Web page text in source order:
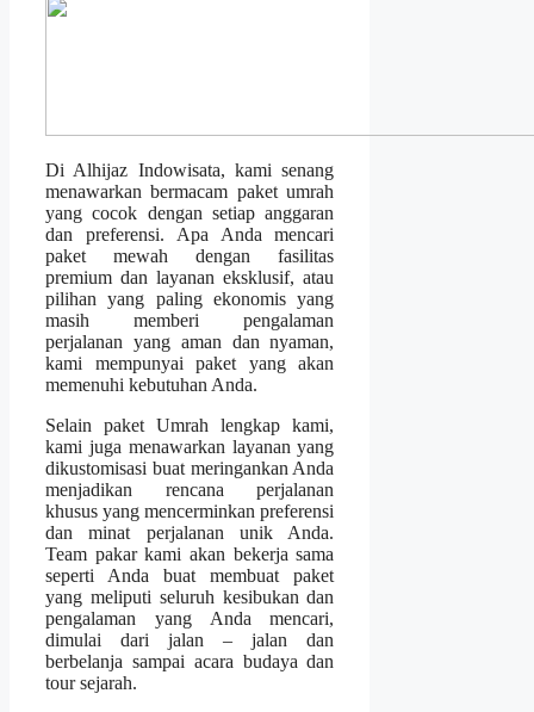
Di Alhijaz Indowisata, kami senang
menawarkan bermacam paket umrah
yang cocok dengan setiap anggaran
dan preferensi. Apa Anda mencari
paket mewah dengan fasilitas
premium dan layanan eksklusif, atau
pilihan yang paling ekonomis yang
masih memberi pengalaman
perjalanan yang aman dan nyaman,
kami mempunyai paket yang akan
memenuhi kebutuhan Anda.
Selain paket Umrah lengkap kami,
kami juga menawarkan layanan yang
dikustomisasi buat meringankan Anda
menjadikan rencana perjalanan
khusus yang mencerminkan preferensi
dan minat perjalanan unik Anda.
Team pakar kami akan bekerja sama
seperti Anda buat membuat paket
yang meliputi seluruh kesibukan dan
pengalaman yang Anda mencari,
dimulai dari jalan – jalan dan
berbelanja sampai acara budaya dan
tour sejarah.